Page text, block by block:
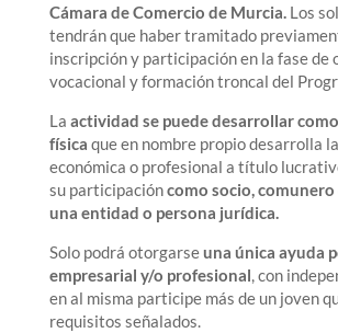
Cámara de Comercio de Murcia.Los
tendrán que haber tramitado
inscripción y participación en la fase de
vocacional y formación troncal del
La actividad se puede desarrollar
física que en nombre propio desarrolla
económica o profesional a título
su participacióncomo socio,
una entidad o persona jurídica.
Solo podrá otorgarseuna única ayuda
empresarial y/o profesional, con
en al misma participe más de un joven
requisitos señalados.